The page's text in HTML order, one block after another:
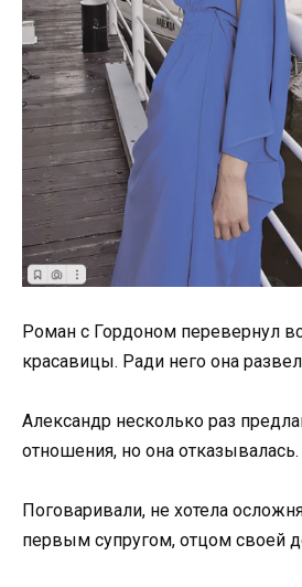
Роман с Гордоном перевернул
красавицы. Ради него она
Александр несколько раз
отношения, но она отказывалась.
Поговаривали, не хотела
первым супругом, отцом своей